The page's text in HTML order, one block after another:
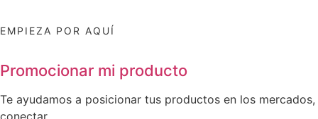
EMPIEZA POR AQUÍ
Promocionar mi producto
Te ayudamos a posicionar tus productos en los mercados,
conectar ...